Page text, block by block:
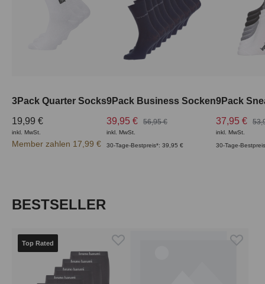
3Pack Quarter Socks
19,99 €
inkl. MwSt.
Member zahlen 17,99 €
9Pack Business Socken
39,95 €
56,95 €
inkl. MwSt.
30-Tage-Bestpreis*: 39,95 €
9Pack
37,95 €
inkl. MwSt.
30-Tage-
Produktgalerie überspringen
BESTSELLER
Top Rated